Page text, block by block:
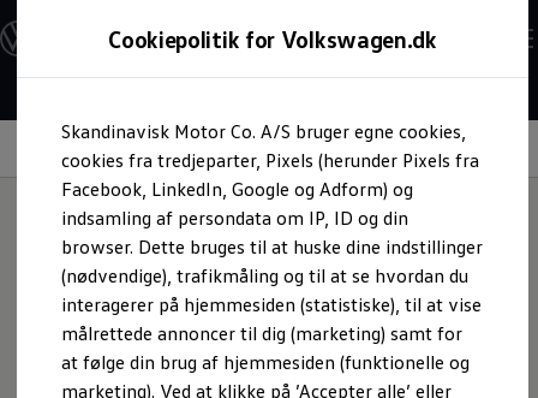
Cookiepolitik for Volkswagen.dk
Skandinavisk Motor Co. A/S bruger egne cookies,
cookies fra tredjeparter, Pixels (herunder Pixels fra
Facebook, LinkedIn, Google og Adform) og
indsamling af persondata om IP, ID og din
browser. Dette bruges til at huske dine indstillinger
(nødvendige), trafikmåling og til at se hvordan du
interagerer på hjemmesiden (statistiske), til at vise
målrettede annoncer til dig (marketing) samt for
at følge din brug af hjemmesiden (funktionelle og
marketing). Ved at klikke på ’Accepter alle’ eller
hovedindhold
footer
Modeller og konfigurator
Byg din Volkswagen
Alle modeller
Kend din Volkswagen
Erhvervsbiler
Værktøjskassen
ConnectedFleet
Service
California on Tour app
Elektriske biler
Elbiler
ID. Polo
ID. Cross
ID.3 Neo
ID.4
Interiør
Masser af plads til
oplevelser.